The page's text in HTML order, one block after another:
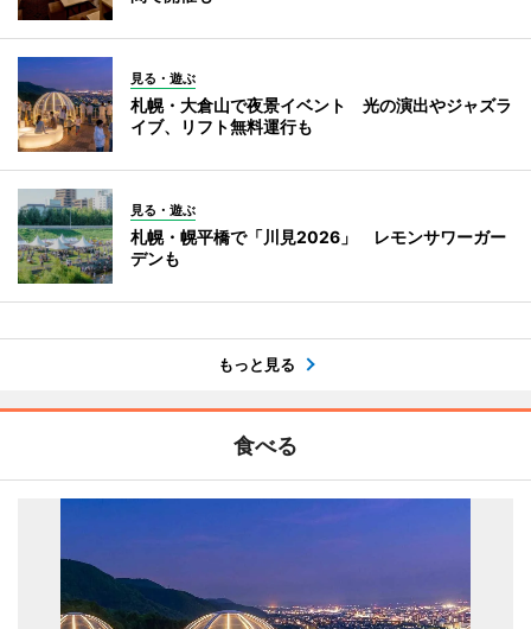
見る・遊ぶ
札幌・大倉山で夜景イベント 光の演出やジャズラ
イブ、リフト無料運行も
見る・遊ぶ
札幌・幌平橋で「川見2026」 レモンサワーガー
デンも
もっと見る
食べる